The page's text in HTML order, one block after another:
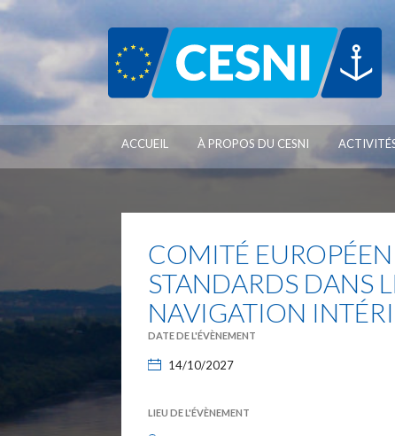
ACCUEIL À PROPOS DU CESNI
COMITÉ
STANDARDS DANS
NAVIGATION
DATE DE L'ÉVÈNEMENT
14/10/2027
LIEU DE L'ÉVÈNEMENT
Panneau de gestion des cookies